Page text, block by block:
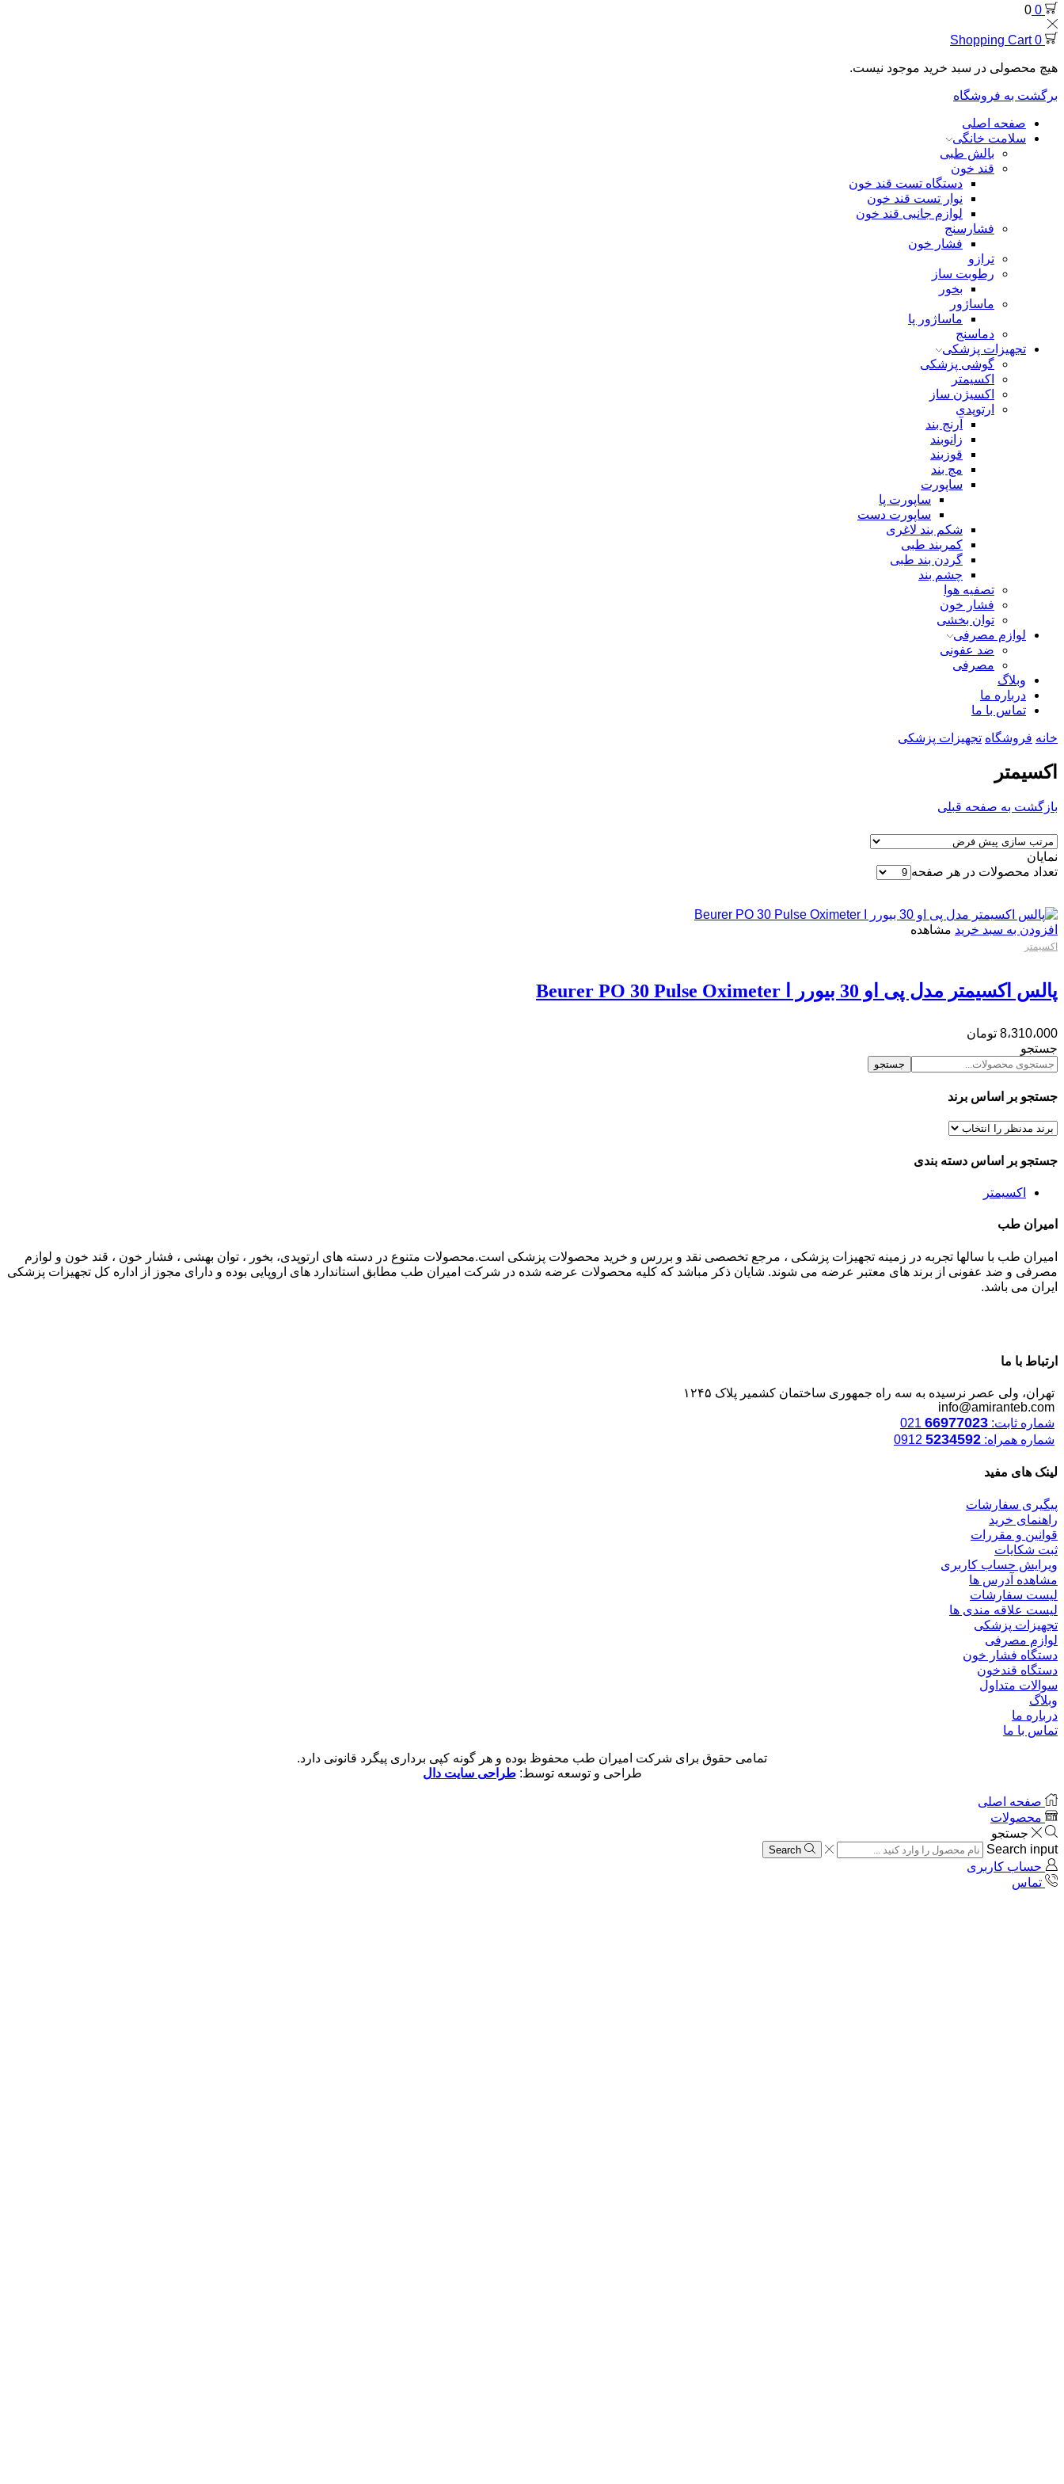
0
0
0
Shopping Cart
هیچ محصولی در سبد خرید موجود نیست.
برگشت به فروشگاه
صفحه اصلی
سلامت خانگی
بالش طبی
قند خون
دستگاه تست قند خون
نوار تست قند خون
لوازم جانبی قند خون
فشارسنج
فشار خون
ترازو
رطوبت ساز
بخور
ماساژور
ماساژور پا
دماسنج
تجهیزات پزشکی
گوشی پزشکی
اکسیمتر
اکسیژن ساز
ارتوپدی
آرنج بند
زانوبند
قوزبند
مچ بند
ساپورت
ساپورت پا
ساپورت دست
شکم بند لاغری
کمربند طبی
گردن بند طبی
چشم بند
تصفیه هوا
فشار خون
توان بخشی
لوازم مصرفی
ضد عفونی
مصرفی
وبلاگ
درباره ما
تماس با ما
خانه فروشگاه تجهیزات پزشکی
اکسیمتر
بازگشت به صفحه قبلی
نمایان
تعداد محصولات در هر صفحه
افزودن به سبد خرید مشاهده
اکسیمتر
پالس اکسیمتر مدل پی او 30 بیورر ا Beurer PO 30 Pulse Oximeter
8،310،000 تومان
جستجو
جستجو
جستجو بر اساس برند
جستجو بر اساس دسته بندی
اکسیمتر
امیران طب
امیران طب با سالها تجربه در زمینه تجهیزات پزشکی ، مرجع تخصصی نقد و بررس و خرید محصولات پزشکی است.محصولات متنوع در دسته های ارتوپدی، بخور ، توان بهشی ، فشار خون ، قند خون و لوازم
مصرفی و ضد عفونی از برند های معتبر عرضه می شوند. شایان ذکر مباشد که کلیه محصولات عرضه شده در شرکت امیران طب مطابق استاندارد های اروپایی بوده و دارای مجوز از اداره کل تجهیزات پزشکی
ایران می باشد.
ارتباط با ما
تهران، ولی عصر نرسیده به سه راه جمهوری ساختمان کشمیر پلاک ۱۲۴۵
info@amiranteb.com
شماره ثابت: 66977023
شماره همراه: 5234592
لینک های مفید
پیگیری سفارشات
راهنمای خرید
قوانین و مقررات
ثبت شکایات
ویرایش حساب کاربری
مشاهده آدرس ها
لیست سفارشات
لیست علاقه مندی ها
تجهیزات پزشکی
لوازم مصرفی
دستگاه فشار خون
دستگاه قندخون
سوالات متداول
وبلاگ
درباره ما
تماس با ما
تمامی حقوق برای شرکت امیران طب محفوظ بوده و هر گونه کپی برداری پیگرد قانونی دارد.
طراحی و توسعه توسط:طراحی سایت دال
صفحه اصلی
محصولات
جستجو
Search input
Search
حساب کاربری
تماس